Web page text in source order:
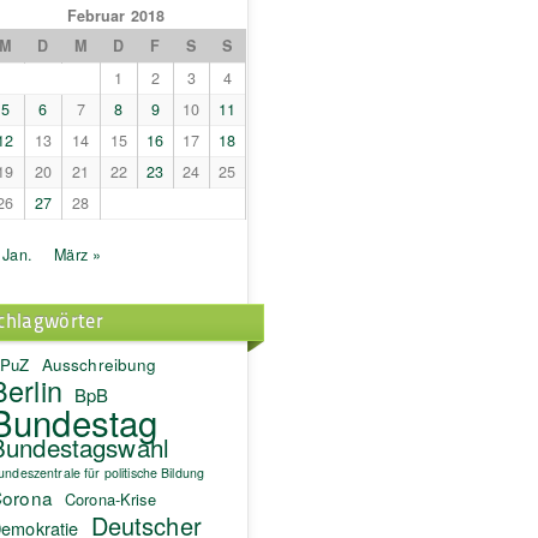
Februar 2018
M
D M D F S
S
1
2 3
4
5
6 7 8 9 10
11
13 14 15 16 17
18
20 21 22 23 24
25
27 28
März »
Ausschreibung
BpB
für politische Bildung
Corona-Krise
Deutscher